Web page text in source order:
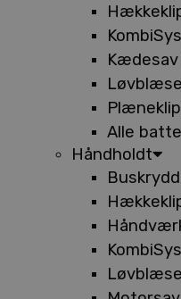
Alle
Håndholdt